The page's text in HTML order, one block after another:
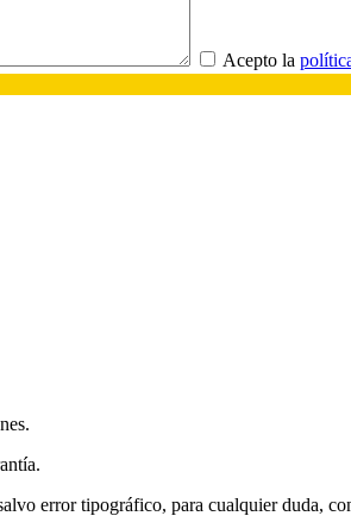
Acepto la
error tipográfico, para cualquier duda,